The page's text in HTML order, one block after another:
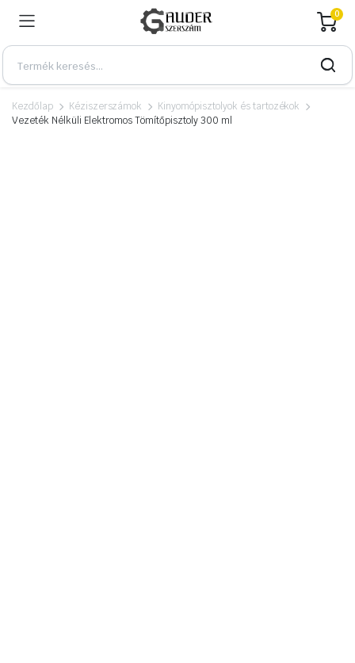
0
Kezdőlap Kéziszerszámok
Kinyomópisztolyok és tartozékok
Vezeték Nélküli Elektromos Tömítőpisztoly 300 ml